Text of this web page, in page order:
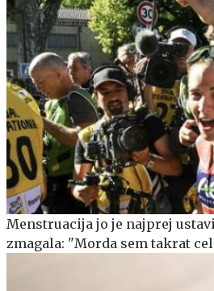
Menstruacija jo je najprej
zmagala: "Morda sem takrat